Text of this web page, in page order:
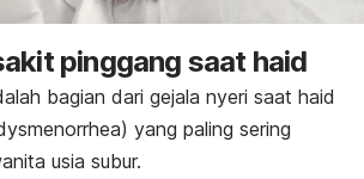
pinggang saat haid
bagian dari gejala nyeri saat haid
yang paling sering
usia subur.